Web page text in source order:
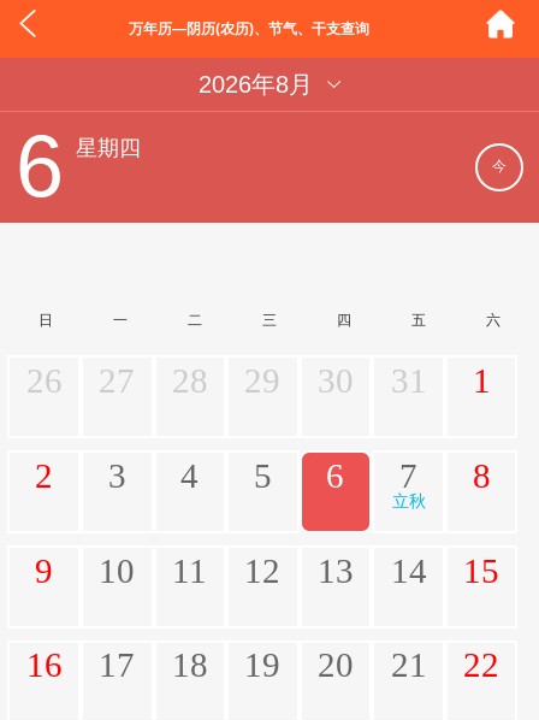
万年历—阴历(农历)、节气、干支查询
2026年8月
6 星期四
今
日 一 二 三 四 五 六
26 27 28 29 30 31 1
2 3 4 5 6 7
立秋
8
9 10 11 12 13 14 15
16 17 18 19 20 21 22